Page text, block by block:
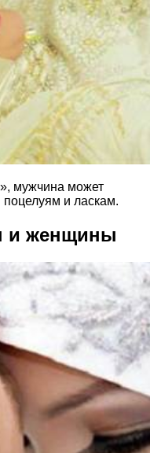
мужчина может
и ласкам.
и женщины